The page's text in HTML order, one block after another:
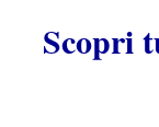
Scopri